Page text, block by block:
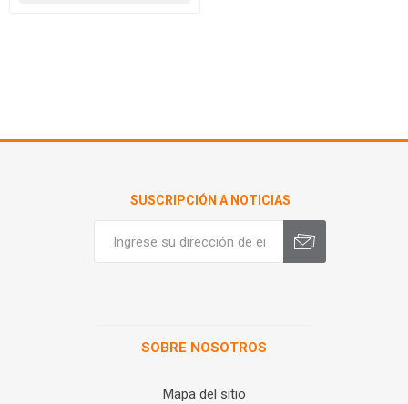
SUSCRIPCIÓN A NOTICIAS
SOBRE NOSOTROS
Mapa del sitio